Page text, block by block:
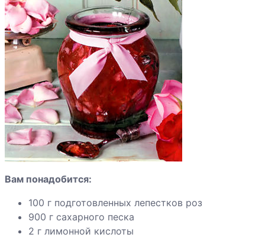
абрикосов
дольками
Компот из алычи
Компот из груш
ароматный
Компот из груш
Компот из яблок
Вам понадобится:
100 г подготовленных лепестков роз
900 г сахарного песка
2 г лимонной кислоты